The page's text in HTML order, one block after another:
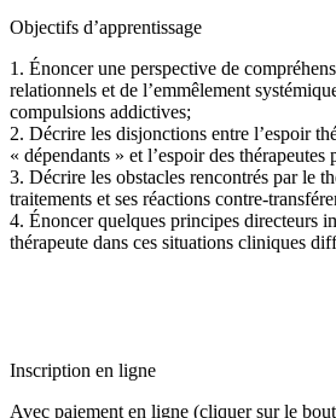
Objectifs d’apprentissage
1. Énoncer une perspective de
relationnels et de l’emmêlement
compulsions addictives;
2. Décrire les disjonctions entre l’espoir
« dépendants » et l’espoir des thérapeutes
3. Décrire les obstacles rencontrés par le
traitements et ses réactions contre-
4. Énoncer quelques principes directeurs
thérapeute dans ces situations cliniques
Inscription en ligne
Avec paiement en ligne (cliquer sur le